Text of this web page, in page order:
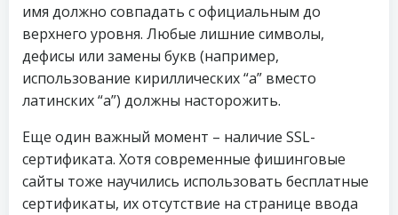
имя должно совпадать с официальным до
верхнего уровня. Любые лишние символы,
дефисы или замены букв (например,
использование кириллических “а” вместо
латинских “a”) должны насторожить.
Еще один важный момент – наличие SSL-
сертификата. Хотя современные фишинговые
сайты тоже научились использовать бесплатные
сертификаты, их отсутствие на странице ввода